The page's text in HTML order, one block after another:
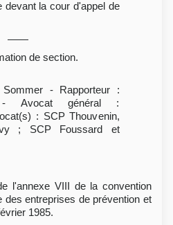
devant la cour d'appel de
de section.
- Rapporteur :
Avocat général :
: SCP Thouvenin,
; SCP Foussard et
l'annexe VIII de la convention
des entreprises de prévention et
1985.